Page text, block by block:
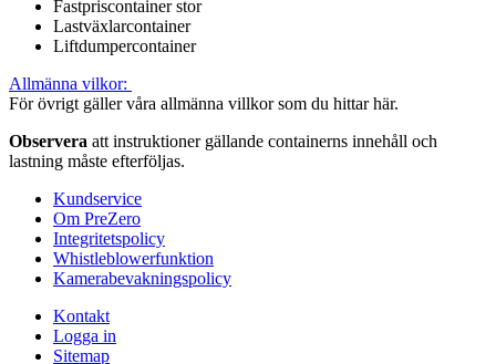
Fastpriscontainer stor
Lastväxlarcontainer
Liftdumpercontainer
Allmänna vilkor:
För övrigt gäller våra allmänna villkor som du hittar här.
Observera att instruktioner gällande containerns innehåll och
lastning måste efterföljas.
Kundservice
Om PreZero
Integritetspolicy
Whistleblowerfunktion
Kamerabevakningspolicy
Kontakt
Logga in
Sitemap